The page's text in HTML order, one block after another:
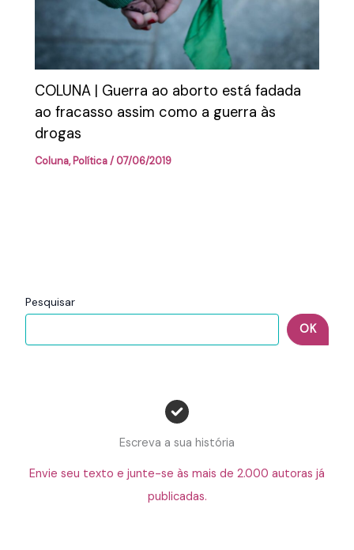
Pesquisar
OK
Escreva a sua história
Envie seu texto e junte-se às mais de 2.000 autoras já
publicadas.
COLUNA | Guerra ao aborto está fadada
ao fracasso assim como a guerra às
drogas
Coluna,Política/07/06/2019